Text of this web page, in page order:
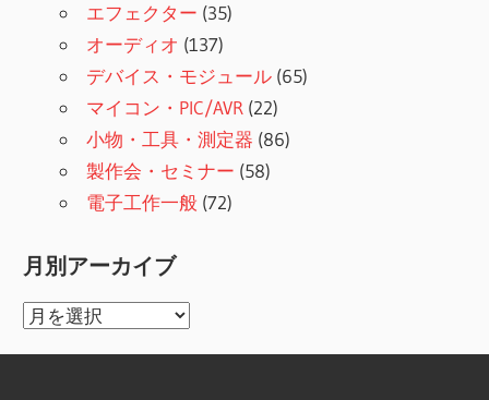
エフェクター (35)
オーディオ (137)
デバイス・モジュール (65)
マイコン・PIC/AVR (22)
小物・工具・測定器 (86)
製作会・セミナー (58)
電子工作一般 (72)
月別アーカイブ
月